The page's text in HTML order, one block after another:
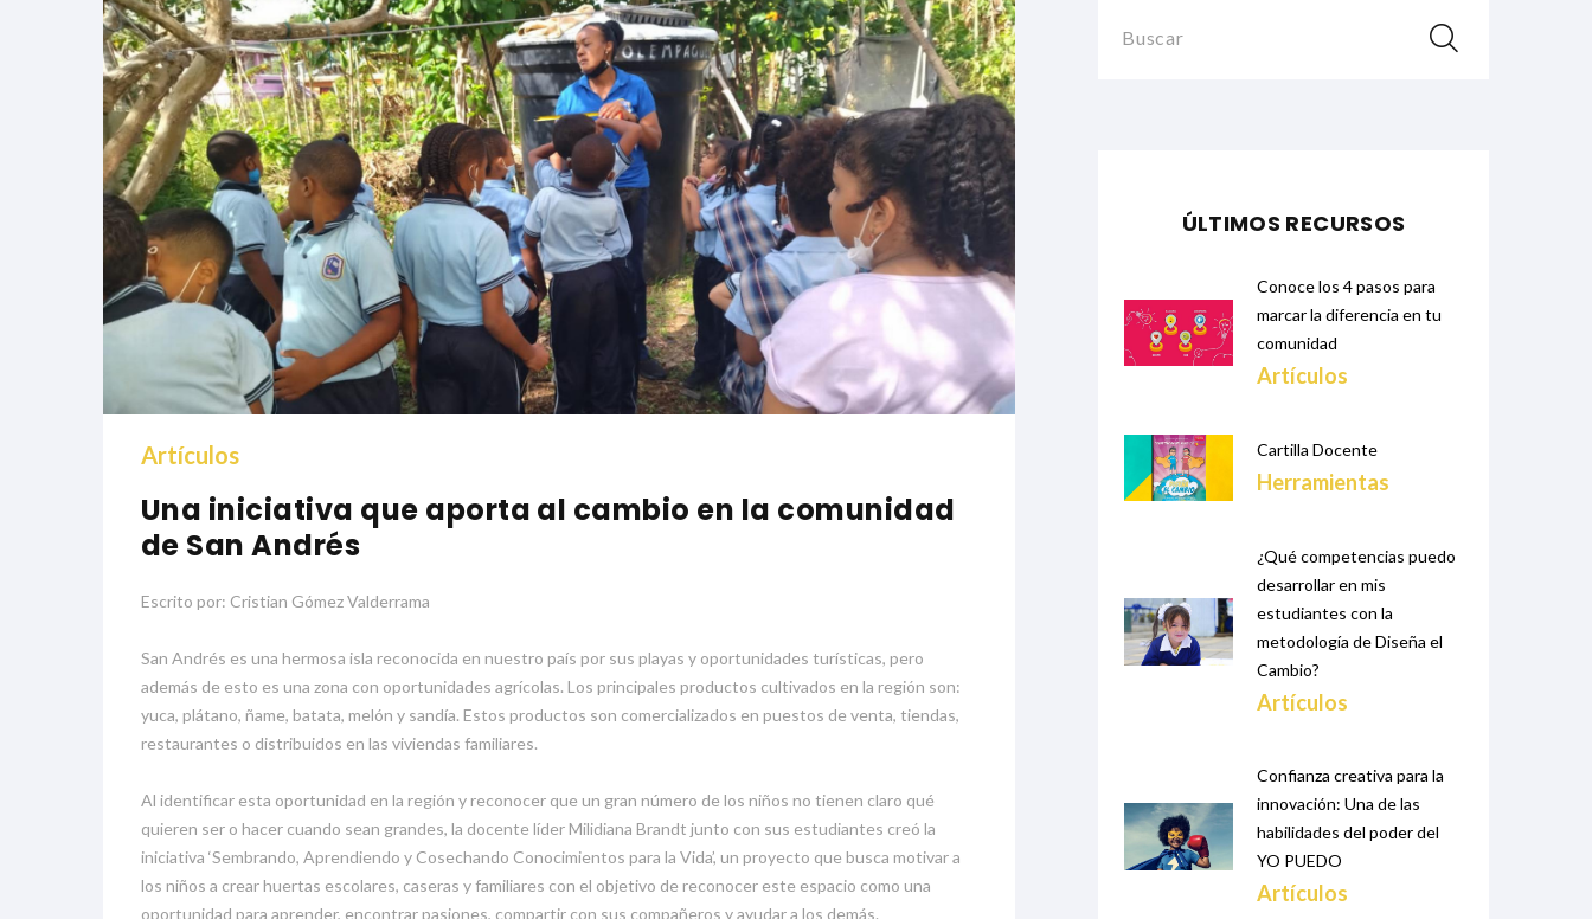
Artículos
Una iniciativa que aporta al cambio en la comunidad
de San Andrés
Escrito por: Cristian Gómez Valderrama
San Andrés es una hermosa isla reconocida en nuestro país por sus playas y oportunidades turísticas, pero
además de esto es una zona con oportunidades agrícolas. Los principales productos cultivados en la región son:
yuca, plátano, ñame, batata, melón y sandía. Estos productos son comercializados en puestos de venta, tiendas,
restaurantes o distribuidos en las viviendas familiares.
Al identificar esta oportunidad en la región y reconocer que un gran número de los niños no tienen claro qué
quieren ser o hacer cuando sean grandes, la docente líder Milidiana Brandt junto con sus estudiantes creó la
iniciativa ‘Sembrando, Aprendiendo y Cosechando Conocimientos para la Vida’, un proyecto que busca motivar a
los niños a crear huertas escolares, caseras y familiares con el objetivo de reconocer este espacio como una
oportunidad para aprender, encontrar pasiones, compartir con sus compañeros y ayudar a los demás.
Buscar
ÚLTIMOS RECURSOS
Conoce los 4 pasos para
marcar la diferencia en tu
comunidad
Artículos
Cartilla Docente
Herramientas
¿Qué competencias puedo
desarrollar en mis
estudiantes con la
metodología de Diseña el
Cambio?
Artículos
Confianza creativa para la
innovación: Una de las
habilidades del poder del
YO PUEDO
Artículos